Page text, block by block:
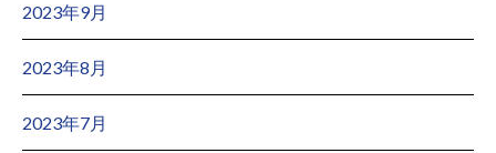
2023年9月
2023年8月
2023年7月